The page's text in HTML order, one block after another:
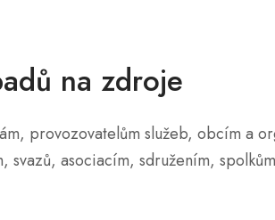
na zdroje
provozovatelům služeb, obcím a
asociacím, sdružením,